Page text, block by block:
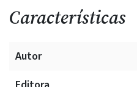
Características
Autor